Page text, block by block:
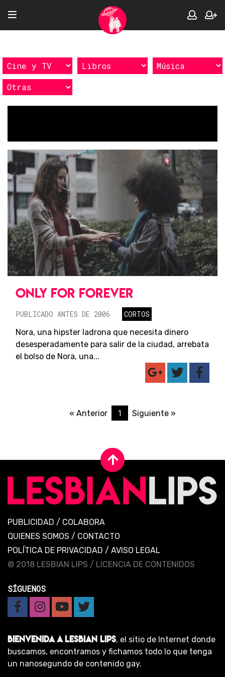
ONLY FOR FOREVER
PUBLICADO ANTES DE 2006
CORTOS
Nora, una hipster ladrona que necesita dinero
desesperadamente para salir de la ciudad, arrebata
el bolso de Nora, una...
« Anterior 1 Siguiente »
PUBLICIDAD / COLABORA
QUIENES SOMOS / CONTACTO
POLÍTICA DE PRIVACIDAD / AVISO LEGAL
© 2018 LESBIAN LIPS / LICENCIA DE CONTENIDOS
SÍGUENOS
BIENVENIDA A LESBIAN LIPS, el sitio de Internet donde
buscamos, encontramos y fichamos todo lo que tenga
un nanosegundo de contenido gay.